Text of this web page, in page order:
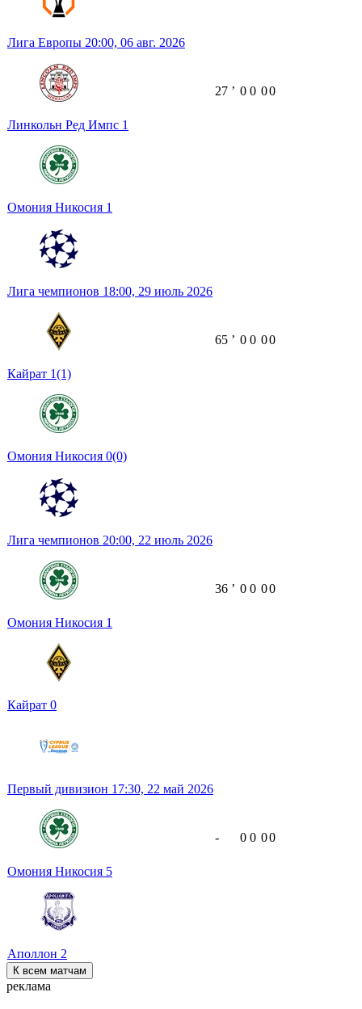
Лига Европы 20:00, 06 авг. 2026
Линкольн Ред Импс 1
Омония Никосия 1
27 ʼ 0 0 00
Лига чемпионов 18:00, 29 июль 2026
Кайрат 1(1)
Омония Никосия 0(0)
65 ʼ 0 0 00
Лига чемпионов 20:00, 22 июль 2026
Омония Никосия 1
Кайрат 0
36 ʼ 0 0 00
Первый дивизион 17:30, 22 май 2026
Омония Никосия 5
Аполлон 2
- 0 0 00
К всем матчам
реклама